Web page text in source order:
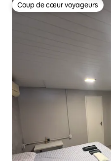
Coup de cœur voyageurs
Coup de cœur voyageurs